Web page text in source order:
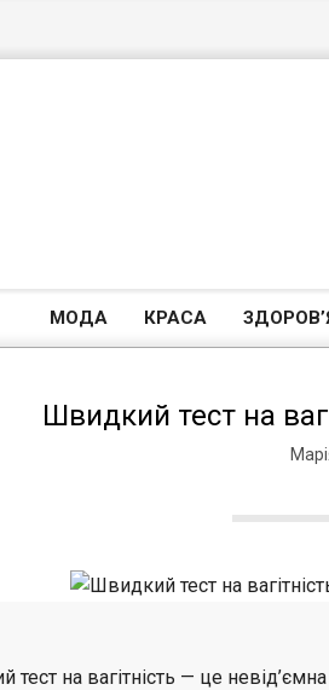
МОДА КРАСА
Швидкий тест на
тест на вагітність — це